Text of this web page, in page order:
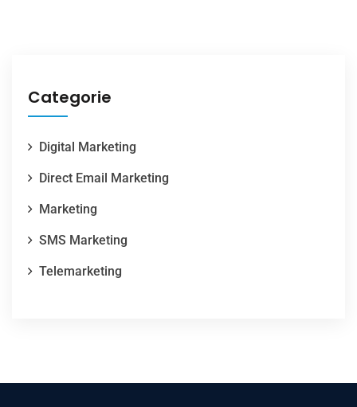
Categorie
Digital Marketing
Direct Email Marketing
Marketing
SMS Marketing
Telemarketing